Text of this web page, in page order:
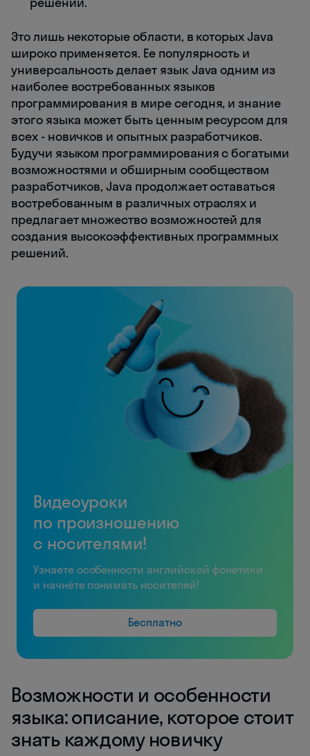
Это лишь некоторые области, в которых Java
широко применяется. Ее популярность и
универсальность делает язык Java одним из
наиболее востребованных языков
программирования в мире сегодня, и знание
этого языка может быть ценным ресурсом для
всех - новичков и опытных разработчиков.
Будучи языком программирования с богатыми
возможностями и обширным сообществом
разработчиков, Java продолжает оставаться
востребованным в различных отраслях и
предлагает множество возможностей для
создания высокоэффективных программных
решений.
Видеоуроки
по произношению
с носителями!
Узнаете особенности английской фонетики
и начнёте понимать носителей!
Бесплатно
Возможности и особенности
языка: описание, которое стоит
знать каждому новичку